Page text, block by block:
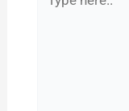
here..